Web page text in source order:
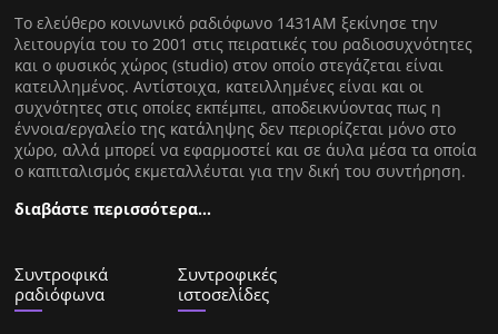
Tο ελεύθερο κοινωνικό ραδιόφωνο 1431AM ξεκίνησε την
λειτουργία του το 2001 στις πειρατικές του ραδιοσυχνότητες
και ο φυσικός χώρος (studio) στον οποίο στεγάζεται είναι
κατειλλημένος. Αντίστοιχα, κατειλλημένες είναι και οι
συχνότητες στις οποίες εκπέμπει, αποδεικνύοντας πως η
έννοια/εργαλείο της κατάληψης δεν περιορίζεται μόνο στο
χώρο, αλλά μπορεί να εφαρμοστεί και σε άυλα μέσα τα οποία
ο καπιταλισμός εκμεταλλέυται για την δική του συντήρηση.
διαβάστε περισσότερα…
Συντροφικά
ραδιόφωνα
Συντροφικές
ιστοσελίδες